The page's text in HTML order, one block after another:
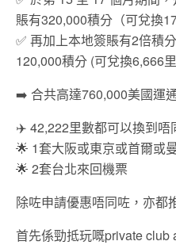
賬有320,000積分（可兌換
✅ 再加上本地簽賬有2倍積
120,000積分 (可兌換6,666
➡️ 合共高達760,000美國運
✈️ 42,222里數都可以換到唔
🌟 1套大阪或東京或首爾或
🌟 2套台北來回機票
除咗申請優惠唔同咗，亦都
首先係勁抵玩嘅private